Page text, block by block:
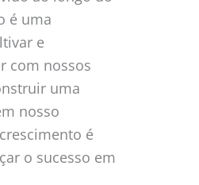
é uma
e
com nossos
uma
nosso
é
o sucesso em